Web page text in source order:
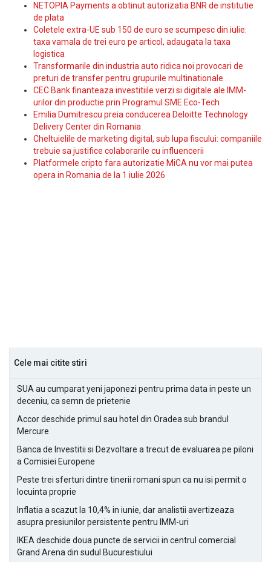
NETOPIA Payments a obtinut autorizatia BNR de institutie
de plata
Coletele extra-UE sub 150 de euro se scumpesc din iulie:
taxa vamala de trei euro pe articol, adaugata la taxa
logistica
Transformarile din industria auto ridica noi provocari de
preturi de transfer pentru grupurile multinationale
CEC Bank finanteaza investitiile verzi si digitale ale IMM-
urilor din productie prin Programul SME Eco-Tech
Emilia Dumitrescu preia conducerea Deloitte Technology
Delivery Center din Romania
Cheltuielile de marketing digital, sub lupa fiscului: companiile
trebuie sa justifice colaborarile cu influencerii
Platformele cripto fara autorizatie MiCA nu vor mai putea
opera in Romania de la 1 iulie 2026
Cele mai citite stiri
SUA au cumparat yeni japonezi pentru prima data in peste un
deceniu, ca semn de prietenie
Accor deschide primul sau hotel din Oradea sub brandul
Mercure
Banca de Investitii si Dezvoltare a trecut de evaluarea pe piloni
a Comisiei Europene
Peste trei sferturi dintre tinerii romani spun ca nu isi permit o
locuinta proprie
Inflatia a scazut la 10,4% in iunie, dar analistii avertizeaza
asupra presiunilor persistente pentru IMM-uri
IKEA deschide doua puncte de servicii in centrul comercial
Grand Arena din sudul Bucurestiului